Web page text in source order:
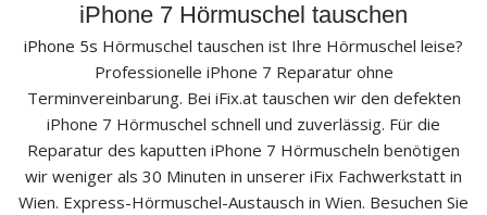
iPhone 7 Hörmuschel tauschen
iPhone 5s Hörmuschel tauschen ist Ihre Hörmuschel leise?
Professionelle iPhone 7 Reparatur ohne
Terminvereinbarung. Bei iFix.at tauschen wir den defekten
iPhone 7 Hörmuschel schnell und zuverlässig. Für die
Reparatur des kaputten iPhone 7 Hörmuscheln benötigen
wir weniger als 30 Minuten in unserer iFix Fachwerkstatt in
Wien. Express-Hörmuschel-Austausch in Wien. Besuchen Sie